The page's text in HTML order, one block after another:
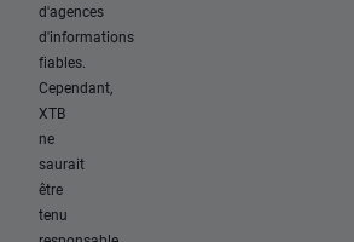
d'agences
d'informations
fiables.
Cependant,
XTB
ne
saurait
être
tenu